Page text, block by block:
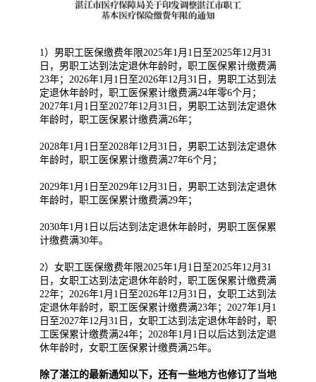
1）男职工医保缴费年限2025年1月1日至2025年12月31
日，男职工达到法定退休年龄时，职工医保累计缴费满
23年；2026年1月1日至2026年12月31日，男职工达到法
定退休年龄时，职工医保累计缴费满24年零6个月；
2027年1月1日至2027年12月31日，男职工达到法定退休
年龄时，职工医保累计缴费满26年；
2028年1月1日至2028年12月31日，男职工达到法定退休
年龄时，职工医保累计缴费满27年6个月；
2029年1月1日至2029年12月31日，男职工达到法定退休
年龄时，职工医保累计缴费满29年；
2030年1月1日以后达到法定退休年龄时，男职工医保累
计缴费满30年。
2）女职工医保缴费年限2025年1月1日至2025年12月31
日，女职工达到法定退休年龄时，职工医保累计缴费满
22年；2026年1月1日至2026年12月31日，女职工达到法
定退休年龄时，职工医保累计缴费满23年；2027年1月1
日至2027年12月31日，女职工达到法定退休年龄时，职
工医保累计缴费满24年；2028年1月1日以后达到法定退
休年龄时，女职工医保累计缴费满25年。
除了湛江的最新通知以下，还有一些地方也修订了当地